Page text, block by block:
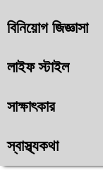
বিনিয়োগ জিজ্ঞাসা
লাইফ স্টাইল
সাক্ষাৎকার
স্বাস্থ্যকথা